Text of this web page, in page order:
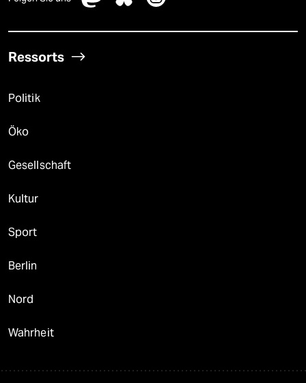
Ressorts
Politik
Öko
Gesellschaft
Kultur
Sport
Berlin
Nord
Wahrheit